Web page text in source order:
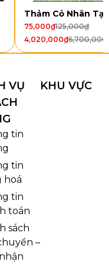
M A2
Bỉ Vượt
sợi Nylon cao cấp
loại sợi bền nhất
nổi bật của sợi
xẹp lún
Thảm Cỏ Nhân
125,000₫
75,000₫
6,700,000
4,020,000₫
VỤ
tin
tin
hoá
tin
toán
sách
–
KHU VỰC